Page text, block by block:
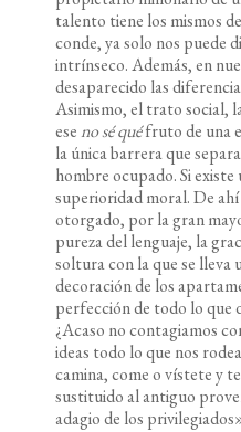
talento tiene los mismos
conde, ya solo nos puede
intrínseco. Además, en
desaparecido las
Asimismo, el trato social,
eseno sé quéfruto de una
la única barrera que
hombre ocupado. Si
superioridad moral. De
otorgado, por la gran
pureza del lenguaje, la
soltura con la que se lleva
decoración de los
perfección de todo lo que
¿Acaso no contagiamos
ideas todo lo que nos
camina, come o vístete y
sustituido al antiguo
adagio de los